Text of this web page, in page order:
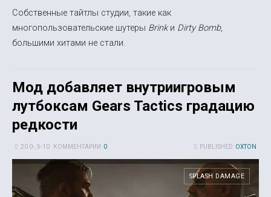
Собственные тайтлы студии, такие как
многопользовательские шутеры Brinkи Dirty Bomb,
большими хитами не стали.
Мод добавляет внутриигровым
лутбоксам Gears Tactics градацию
редкости
PUBLISHED: OXTON
20 0-, 5-10 КОММЕНТАРИИ: 0
SPLASH DAMAGE